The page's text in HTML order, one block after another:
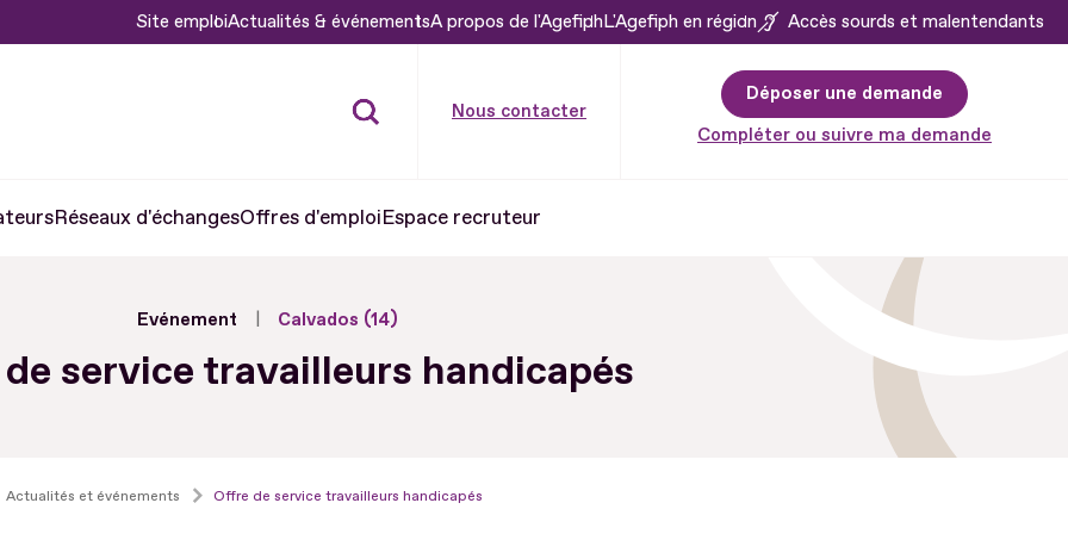
Site emploiActualités & événementsA propos de l'AgefiphL'Agefiph en région Accès sourds et malentendants
Nous contacter
Déposer une demande
Compléter ou suivre ma demande
Réseaux d'échangesOffres d'emploiEspace recruteur
Evénement Calvados (14)
service travailleurs handicapés
Actualités et événements Offre de service travailleurs handicapés